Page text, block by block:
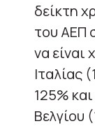
δείκτη
του ΑΕΠ
να
Ιταλίας
125%
Βελγίου